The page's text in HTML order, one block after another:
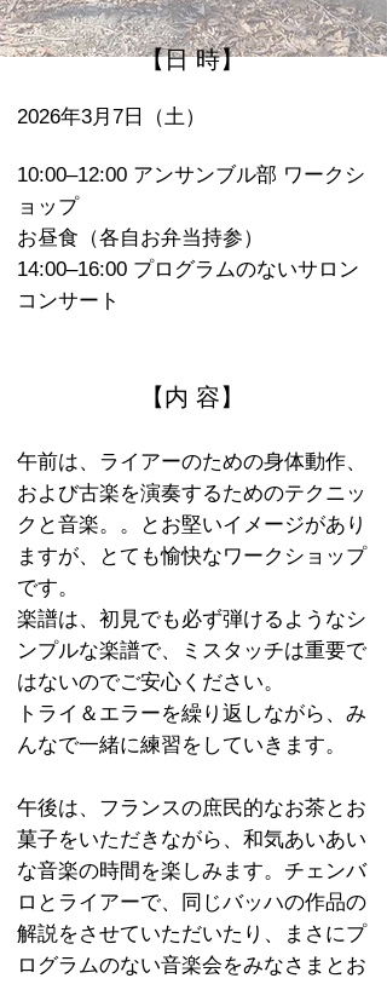
【日 時】
2026年3月7日（土）
10:00–12:00 アンサンブル部 ワークシ
ョップ
お昼食（各自お弁当持参）
14:00–16:00 プログラムのないサロン
コンサート
【内 容】
午前は、ライアーのための身体動作、
および古楽を演奏するためのテクニッ
クと音楽。。とお堅いイメージがあり
ますが、とても愉快なワークショップ
です。
楽譜は、初見でも必ず弾けるようなシ
ンプルな楽譜で、ミスタッチは重要で
はないのでご安心ください。
トライ＆エラーを繰り返しながら、み
んなで一緒に練習をしていきます。
午後は、フランスの庶民的なお茶とお
菓子をいただきながら、和気あいあい
な音楽の時間を楽しみます。チェンバ
ロとライアーで、同じバッハの作品の
解説をさせていただいたり、まさにプ
ログラムのない音楽会をみなさまとお